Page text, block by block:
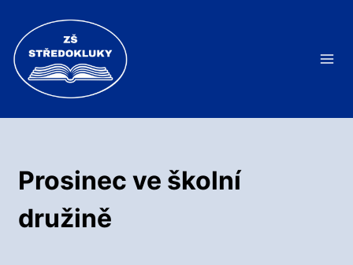
obsah
Prosinec ve školní
družině